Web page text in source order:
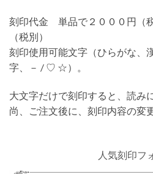
刻印代金 単品で２０００円（
（税別）
刻印使用可能文字（ひらがな、
字、－ / ♡ ☆）。
大文字だけで刻印すると、読み
尚、ご注文後に、刻印内容の変
人気刻印フ